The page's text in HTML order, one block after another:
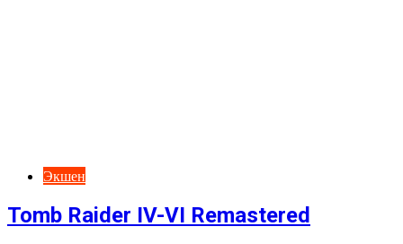
Экшен
Tomb Raider IV-VI Remastered